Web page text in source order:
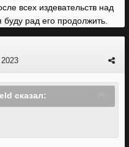
всех издевательств над
рад его продолжить.
сказал: